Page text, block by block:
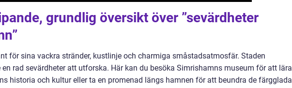
grundlig översikt över ”sevärdheter
för sina vackra stränder, kustlinje och charmiga småstadsatmosfär. Staden
en rad sevärdheter att utforska. Här kan du besöka Simrishamns museum för att lära
historia och kultur eller ta en promenad längs hamnen för att beundra de färgglada